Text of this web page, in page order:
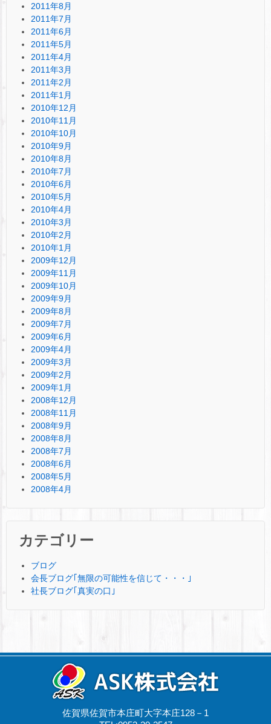
2011年8月
2011年7月
2011年6月
2011年5月
2011年4月
2011年3月
2011年2月
2011年1月
2010年12月
2010年11月
2010年10月
2010年9月
2010年8月
2010年7月
2010年6月
2010年5月
2010年4月
2010年3月
2010年2月
2010年1月
2009年12月
2009年11月
2009年10月
2009年9月
2009年8月
2009年7月
2009年6月
2009年4月
2009年3月
2009年2月
2009年1月
2008年12月
2008年11月
2008年9月
2008年8月
2008年7月
2008年6月
2008年5月
2008年4月
カテゴリー
ブログ
会長ブログ｢無限の可能性を信じて・・・｣
社長ブログ｢真実の口｣
佐賀県佐賀市本庄町大字本庄128－1